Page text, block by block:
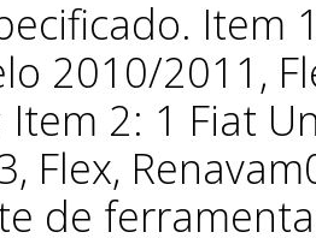
Item
2010/2011,
Item 2: 1 Fiat
Flex,
de